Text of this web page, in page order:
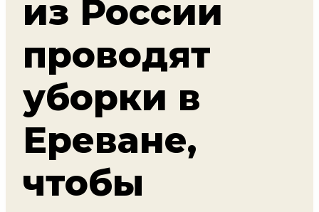
из России
проводят
уборки в
Ереване,
чтобы